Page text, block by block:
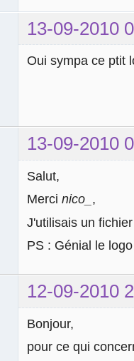
13-09-2010
Oui sympa ce ptit
13-09-2010
Salut,
Merci nico_ ,
J'utilisais un
PS : Génial le
12-09-2010
Bonjour,
pour ce qui